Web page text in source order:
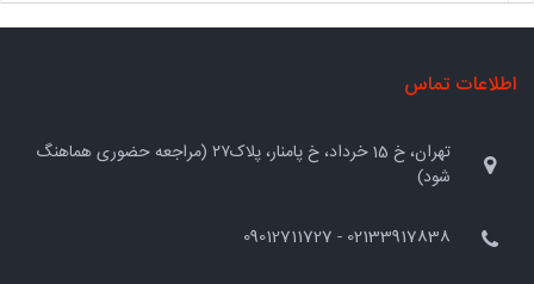
اطلاعات تماس
تهران، خ 15 خرداد، خ پامنار، پلاک۲۷ (مراجعه حضوری هماهنگ
شود)
02133917838 - 09012711727